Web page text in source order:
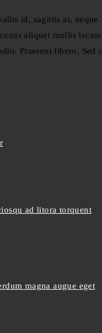
id, sagittis at,
aliquet mollis
Praesent libero.